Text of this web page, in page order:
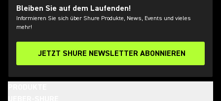
Bleiben Sie auf dem Laufenden!
Informieren Sie sich über Shure Produkte, News, Events und vieles
mehr!
JETZT SHURE NEWSLETTER ABONNIEREN